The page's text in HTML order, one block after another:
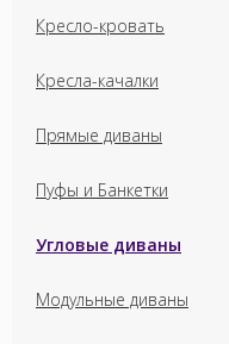
Кресло-кровать
Кресла-качалки
Прямые диваны
Пуфы и Банкетки
Угловые диваны
Модульные диваны